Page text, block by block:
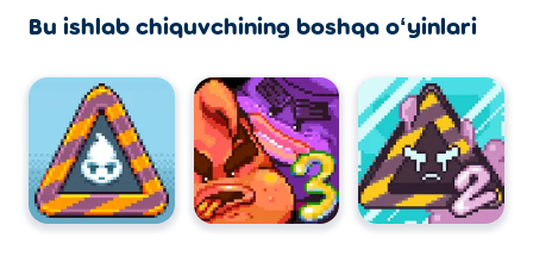
Bu ishlab chiquvchining boshqa oʻyinlari